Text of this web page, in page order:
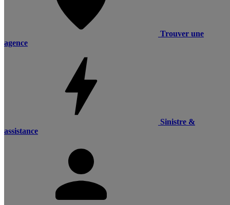
Trouver une
agence
Sinistre &
assistance